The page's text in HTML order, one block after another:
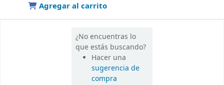
Agregar al carrito
¿No encuentras lo
que estás buscando?
Hacer una
sugerencia de
compra